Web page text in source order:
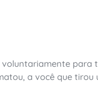
para
a você que tirou